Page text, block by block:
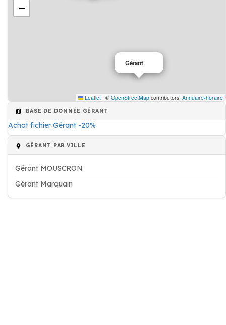
Gérant
−
Leaflet | © OpenStreetMap contributors, Annuaire-horaire
BASE DE DONNÉE GÉRANT
Achat fichier Gérant -20%
GÉRANT PAR VILLE
Gérant MOUSCRON
Gérant Marquain